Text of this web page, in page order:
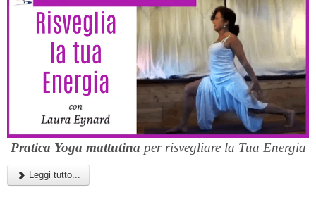
Pratica Yoga mattutina per risvegliare la Tua Energia
Leggi tutto...